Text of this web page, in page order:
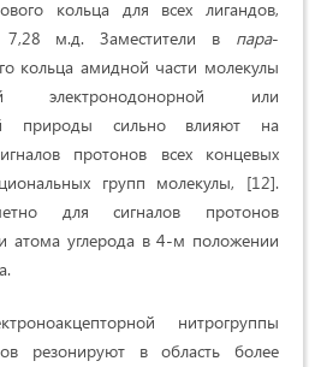
кольца для всех лигандов,
м.д. Заместители в пара-
кольца амидной части молекулы
или
природы сильно влияют на
протонов всех концевых
групп молекулы, [12].
для сигналов протонов
атома углерода в 4-м положении
нитрогруппы
резонируют в область более